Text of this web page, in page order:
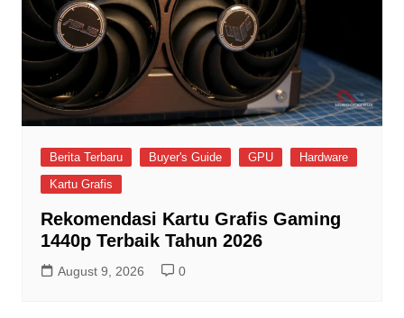
Berita Terbaru Buyer's Guide GPU
Hardware
Kartu Grafis
Rekomendasi Kartu Grafis Gaming
1440p Terbaik Tahun 2026
August 9, 2026 0